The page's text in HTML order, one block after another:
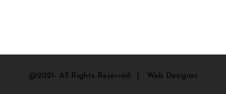
@2021- All Rights Reserved. | Web Designer